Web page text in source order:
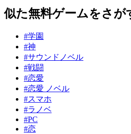
似た無料ゲームをさが
#学園
#神
#サウンドノベル
#戦闘
#恋愛
#恋愛 ノベル
#スマホ
#ラノベ
#PC
#恋